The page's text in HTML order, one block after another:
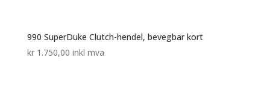
990 SuperDuke Clutch-hendel, bevegbar kort
kr1.750,00 inkl mva